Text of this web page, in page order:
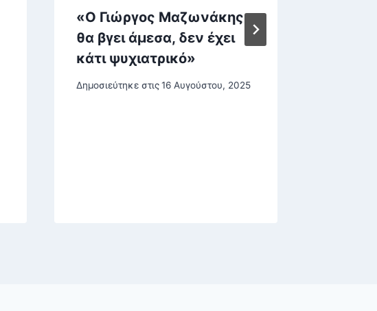
«Ο Γιώργος Μαζωνάκης
θα βγει άμεσα, δεν έχει
κάτι ψυχιατρικό»
Δημοσιεύτηκε στις 16 Αυγούστου, 2025